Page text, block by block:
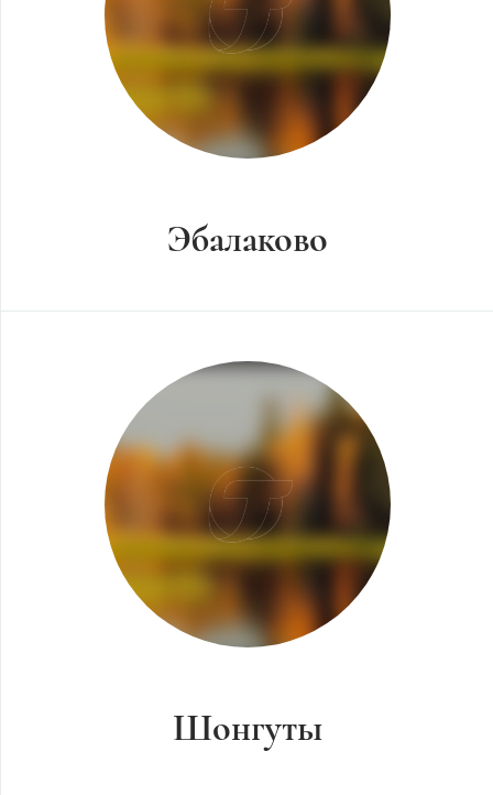
Эбалаково
Шонгуты